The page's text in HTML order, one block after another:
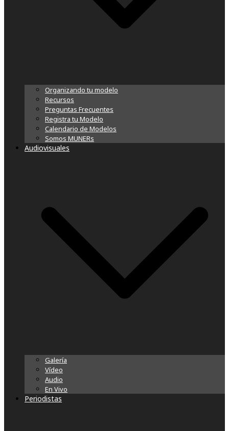
Organizando tu modelo
Recursos
Preguntas Frecuentes
Registra tu Modelo
Calendario de Modelos
Somos MUNERs
Audiovisuales
Galería
Vídeo
Audio
En Vivo
Periodistas